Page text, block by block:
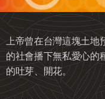
上帝曾在台灣這塊土地
的社會播下無私愛心的
的吐芽、開花。